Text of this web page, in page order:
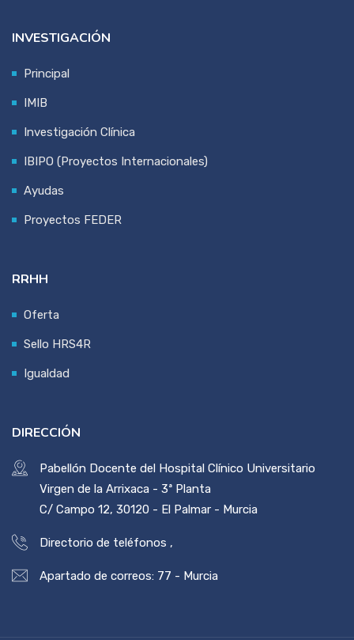
INVESTIGACIÓN
Principal
IMIB
Investigación Clínica
IBIPO (Proyectos Internacionales)
Ayudas
Proyectos FEDER
RRHH
Oferta
Sello HRS4R
Igualdad
DIRECCIÓN
Pabellón Docente del Hospital Clínico Universitario
Virgen de la Arrixaca - 3ª Planta
C/ Campo 12, 30120 - El Palmar - Murcia
Directorio de teléfonos ,
Apartado de correos: 77 - Murcia